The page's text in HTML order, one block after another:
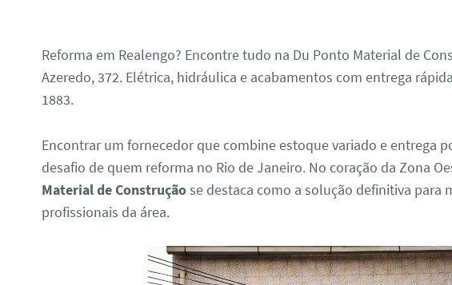
Reforma em Realengo? Encontre tudo na Du Ponto Material de
Azeredo, 372. Elétrica, hidráulica e acabamentos com entrega
1883.
Encontrar um fornecedor que combine estoque variado e entrega
desafio de quem reforma no Rio de Janeiro. No coração da Zona
Material de Construçãose destaca como a solução definitiva para
profissionais da área.